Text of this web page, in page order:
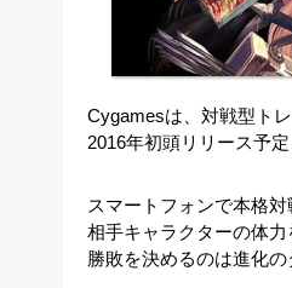
Cygamesは、対戦型ト
2016年初頭リリース予
スマートフォンで本格対
相手キャラクターの体力
勝敗を決めるのは進化の